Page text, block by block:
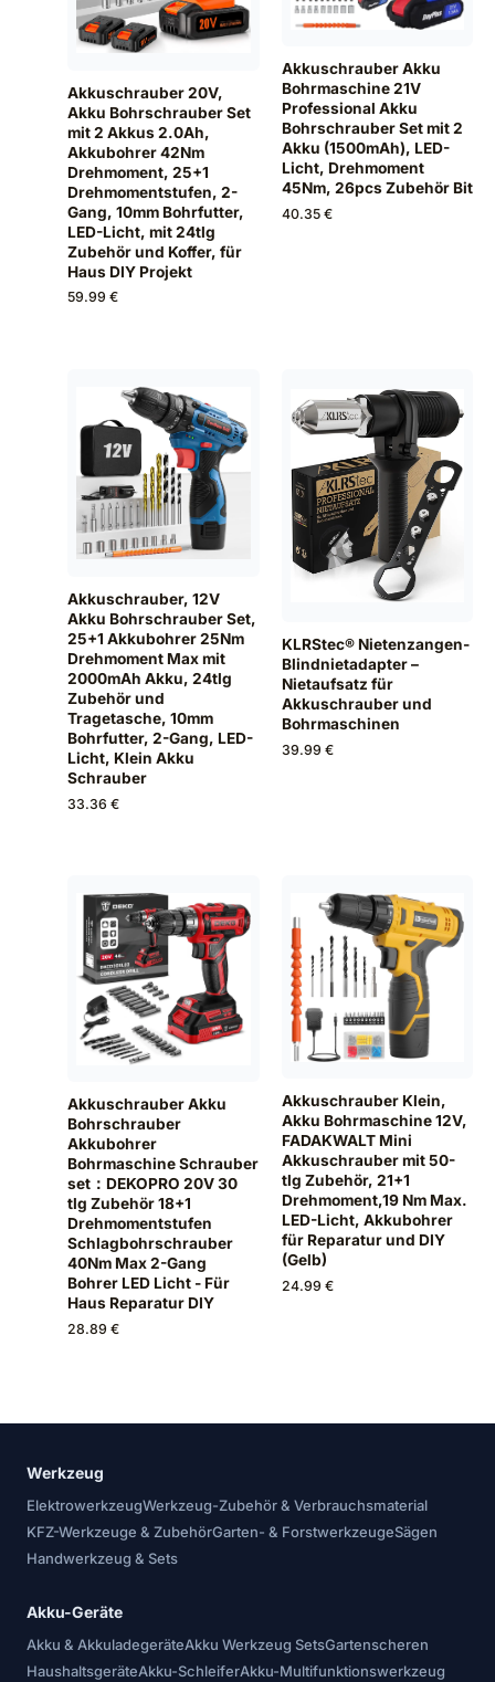
Akkuschrauber 20V,
Akku Bohrschrauber Set
mit 2 Akkus 2.0Ah,
Akkubohrer 42Nm
Drehmoment, 25+1
Drehmomentstufen, 2-
Gang, 10mm Bohrfutter,
LED-Licht, mit 24tlg
Zubehör und Koffer, für
Haus DIY Projekt
59.99 €
Akkuschrauber Akku
Bohrmaschine 21V
Professional Akku
Bohrschrauber Set mit 2
Akku (1500mAh), LED-
Licht, Drehmoment
45Nm, 26pcs Zubehör Bit
40.35 €
Akkuschrauber, 12V
Akku Bohrschrauber Set,
25+1 Akkubohrer 25Nm
Drehmoment Max mit
2000mAh Akku, 24tlg
Zubehör und
Tragetasche, 10mm
Bohrfutter, 2-Gang, LED-
Licht, Klein Akku
Schrauber
33.36 €
KLRStec® Nietenzangen-
Blindnietadapter –
Nietaufsatz für
Akkuschrauber und
Bohrmaschinen
39.99 €
Akkuschrauber Akku
Bohrschrauber
Akkubohrer
Bohrmaschine Schrauber
set：DEKOPRO 20V 30
tlg Zubehör 18+1
Drehmomentstufen
Schlagbohrschrauber
40Nm Max 2-Gang
Bohrer LED Licht - Für
Haus Reparatur DIY
28.89 €
Akkuschrauber Klein,
Akku Bohrmaschine 12V,
FADAKWALT Mini
Akkuschrauber mit 50-
tlg Zubehör, 21+1
Drehmoment,19 Nm Max.
LED-Licht, Akkubohrer
für Reparatur und DIY
(Gelb)
24.99 €
Werkzeug
ElektrowerkzeugWerkzeug-Zubehör & Verbrauchsmaterial
KFZ-Werkzeuge & ZubehörGarten- & ForstwerkzeugeSägen
Handwerkzeug & Sets
Akku-Geräte
Akku & AkkuladegeräteAkku Werkzeug SetsGartenscheren
HaushaltsgeräteAkku-SchleiferAkku-Multifunktionswerkzeug